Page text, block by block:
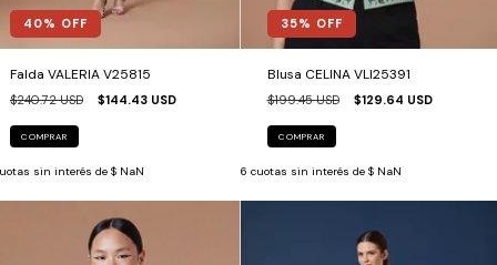
40% OFF
Falda VALERIA V25815
$240.72 USD $144.43 USD
COMPRAR
sin interés de $ NaN
35% OFF
Blusa CELINA VLI25391
$199.45 USD $129.64 USD
COMPRAR
6 cuotas sin interés de $ NaN